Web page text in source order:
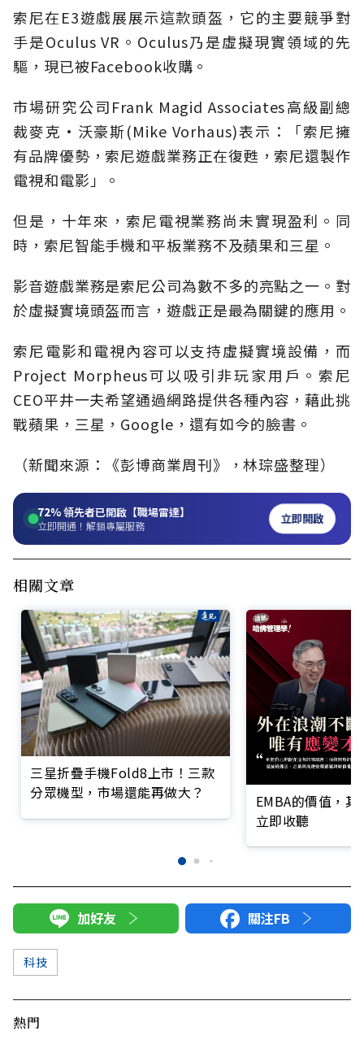
索尼在E3遊戲展展示這款頭盔，它的主要競爭對
手是Oculus VR。Oculus乃是虛擬現實領域的先
驅，現已被Facebook收購。
市場研究公司Frank Magid Associates高級副總
裁麥克•沃豪斯(Mike Vorhaus)表示：「索尼擁
有品牌優勢，索尼遊戲業務正在復甦，索尼還製作
電視和電影」。
但是，十年來，索尼電視業務尚未實現盈利。同
時，索尼智能手機和平板業務不及蘋果和三星。
影音遊戲業務是索尼公司為數不多的亮點之一。對
於虛擬實境頭盔而言，遊戲正是最為關鍵的應用。
索尼電影和電視內容可以支持虛擬實境設備，而
Project Morpheus可以吸引非玩家用戶。索尼
CEO平井一夫希望通過網路提供各種內容，藉此挑
戰蘋果，三星，Google，還有如今的臉書。
（新聞來源：《彭博商業周刊》，林琮盛整理）
72%領先者已開啟【職場雷達】
立即開通！解鎖專屬服務 立即開啟
相關文章
三星折疊手機Fold8上市！三款
分眾機型，市場還能再做大？
EMBA的價值，
立即收聽
加好友 關注FB
科技
熱門